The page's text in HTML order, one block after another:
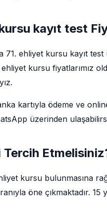
kayıt test
71. ehliyet kursu kayıt
ehliyet kursu fiyatlarımız
kartıyla ödeme ve
üzerinden
Tercih
kursu bulunmasına
öne çıkmaktadır.